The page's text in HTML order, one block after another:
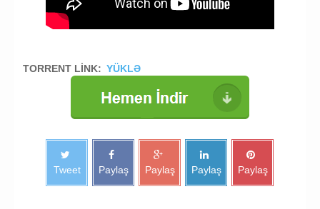
TORRENT LİNK: YÜKLƏ
Tweet Paylaş Paylaş Paylaş Paylaş